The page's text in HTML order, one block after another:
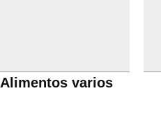
Alimentos varios